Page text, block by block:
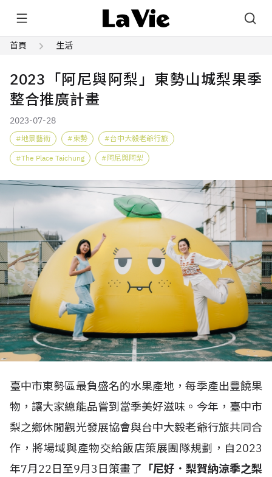
首頁 生活
2023「阿尼與阿梨」東勢山城梨果季
整合推廣計畫
2023-07-28
地景藝術 東勢 台中大毅老爺行旅
The Place Taichung 阿尼與阿梨
臺中市東勢區最負盛名的水果產地，每季產出豐饒果
物，讓大家總能品嘗到當季美好滋味。今年，臺中市
梨之鄉休閒觀光發展協會與台中大毅老爺行旅共同合
作，將場域與產物交給飯店策展團隊規劃，自2023
年7月22日至9月3日策畫了 「尼好．梨賀納涼季之梨